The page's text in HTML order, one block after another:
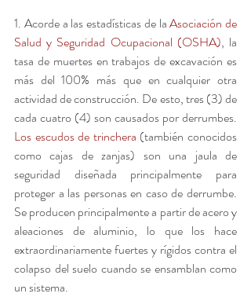
1. Acorde a las estadísticas de la Asociación de
Salud y Seguridad Ocupacional (OSHA), la
tasa de muertes en trabajos de excavación es
más del 100% más que en cualquier otra
actividad de construcción. De esto, tres (3) de
Los escudos de trinchera (también conocidos
como cajas de zanjas) son una jaula de
seguridad diseñada principalmente para
proteger a las personas en caso de derrumbe.
Se producen principalmente a partir de acero y
aleaciones de aluminio, lo que los hace
extraordinariamente fuertes y rígidos contra el
colapso del suelo cuando se ensamblan como
un sistema.